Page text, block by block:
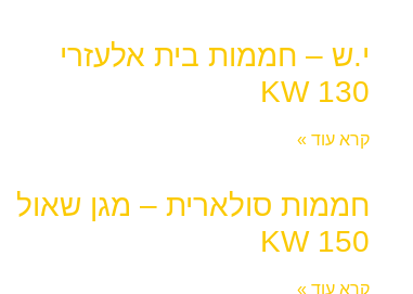
י.ש – חממות בית אלעזרי
130 KW
קרא עוד »
חממות סולארית – מגן שאול
150 KW
קרא עוד »